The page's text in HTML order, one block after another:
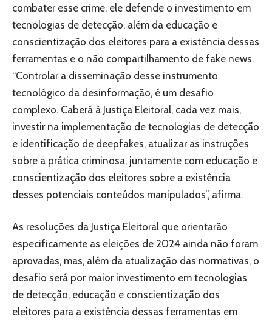
combater esse crime, ele defende o investimento em
tecnologias de detecção, além da educação e
conscientização dos eleitores para a existência dessas
ferramentas e o não compartilhamento de fake news.
“Controlar a disseminação desse instrumento
tecnológico da desinformação, é um desafio
complexo. Caberá à Justiça Eleitoral, cada vez mais,
investir na implementação de tecnologias de detecção
e identificação de deepfakes, atualizar as instruções
sobre a prática criminosa, juntamente com educação e
conscientização dos eleitores sobre a existência
desses potenciais conteúdos manipulados”, afirma.
As resoluções da Justiça Eleitoral que orientarão
especificamente as eleições de 2024 ainda não foram
aprovadas, mas, além da atualização das normativas, o
desafio será por maior investimento em tecnologias
de detecção, educação e conscientização dos
eleitores para a existência dessas ferramentas em